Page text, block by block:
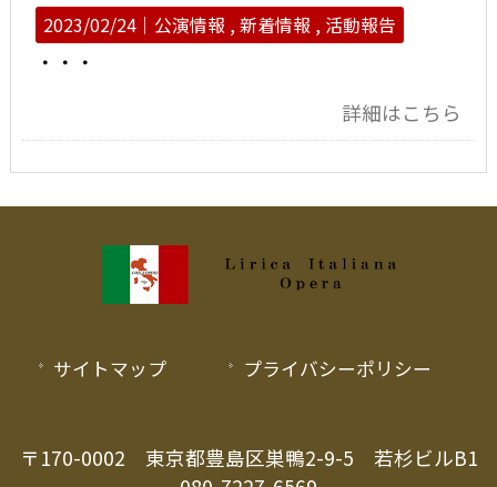
2023/02/24｜ 公演情報 新着情報 活動報告
・・・
詳細はこちら
サイトマップ プライバシーポリシー
〒170-0002 東京都豊島区巣鴨2-9-5 若杉ビルB1